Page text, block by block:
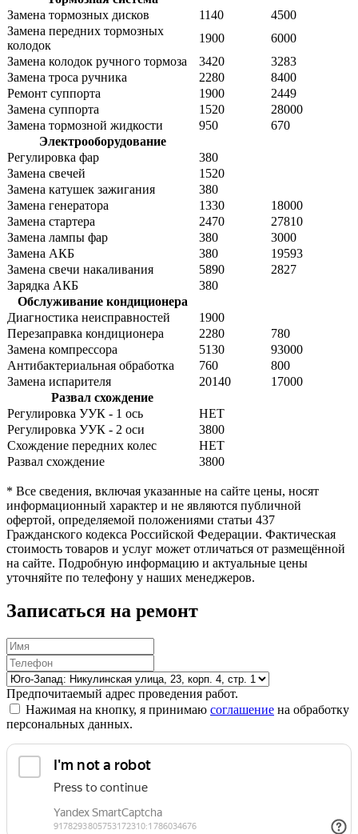
Замена тормозных дисков
1140
4500
Замена передних тормозных
колодок
1900
6000
Замена колодок ручного тормоза
3420
3283
Замена троса ручника
2280
8400
Ремонт суппорта
1900
2449
Замена суппорта
1520
28000
Замена тормозной жидкости
950
670
Электрооборудование
Регулировка фар
380
Замена свечей
1520
Замена катушек зажигания
380
Замена генератора
1330
18000
Замена стартера
2470
27810
Замена лампы фар
380
3000
Замена АКБ
380
19593
Замена свечи накаливания
5890
2827
Зарядка АКБ
380
Обслуживание кондиционера
Диагностика неисправностей
1900
Перезаправка кондиционера
2280
780
Замена компрессора
5130
93000
Антибактериальная обработка
760
800
Замена испарителя
20140
17000
Развал схождение
Регулировка УУК - 1 ось
НЕТ
Регулировка УУК - 2 оси
3800
Схождение передних колес
НЕТ
Развал схождение
3800
* Все сведения, включая указанные на сайте цены, носят
информационный характер и не являются публичной
офертой, определяемой положениями статьи 437
Гражданского кодекса Российской Федерации. Фактическая
стоимость товаров и услуг может отличаться от размещённой
на сайте. Подробную информацию и актуальные цены
уточняйте по телефону у наших менеджеров.
Записаться на ремонт
Предпочитаемый адрес проведения работ.
Нажимая на кнопку, я принимаю соглашение на обработку
персональных данных.